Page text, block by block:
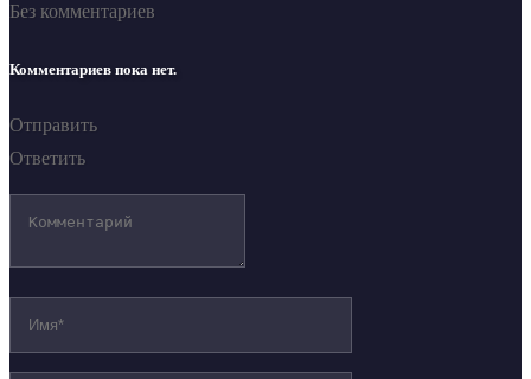
Без комментариев
Комментариев пока нет.
Отправить
Ответить